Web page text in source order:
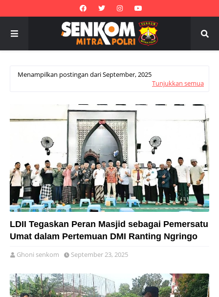
Menampilkan postingan dari September, 2025
Tunjukkan semua
LDII Tegaskan Peran Masjid sebagai Pemersatu
Umat dalam Pertemuan DMI Ranting Ngringo
Ghoni senkom September 23, 2025